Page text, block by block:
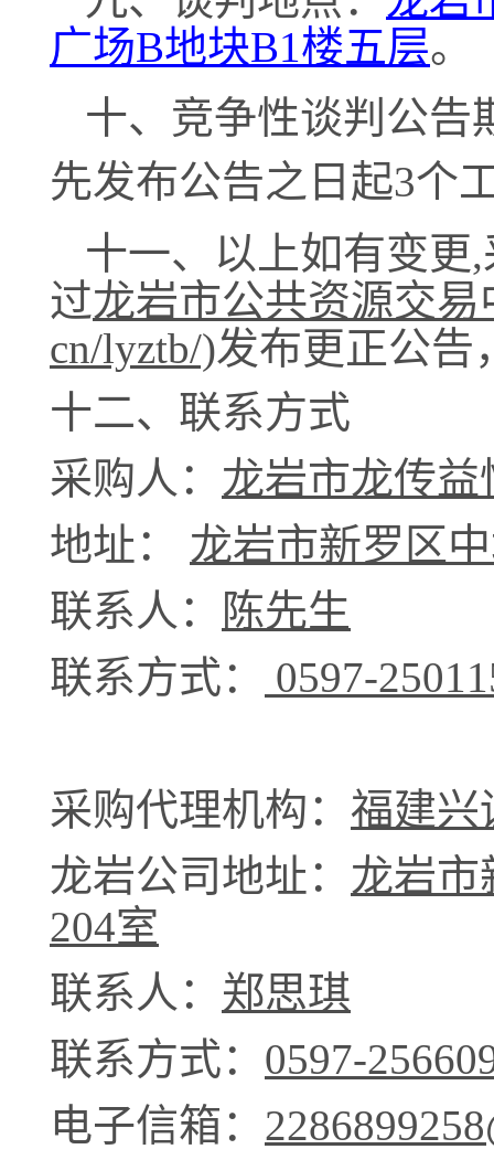
广场B地块B1楼五层。
十、 竞争性谈判公告
先发布公告之日起3个
十一、以上如有变更
过龙岩市公共资源交易
cn/lyztb/)发布更正公告
十二、联系方式
采购人： 龙岩市龙传
地址：
龙岩市新罗区
联系人：
陈先生
联系方式：
0597-
采购代理机构： 福建兴
龙岩公司地址： 龙岩市
204室
联系人： 郑思琪
联系方式： 0597-
电子信箱：